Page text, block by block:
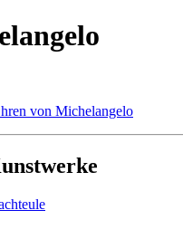
von Michelangelo